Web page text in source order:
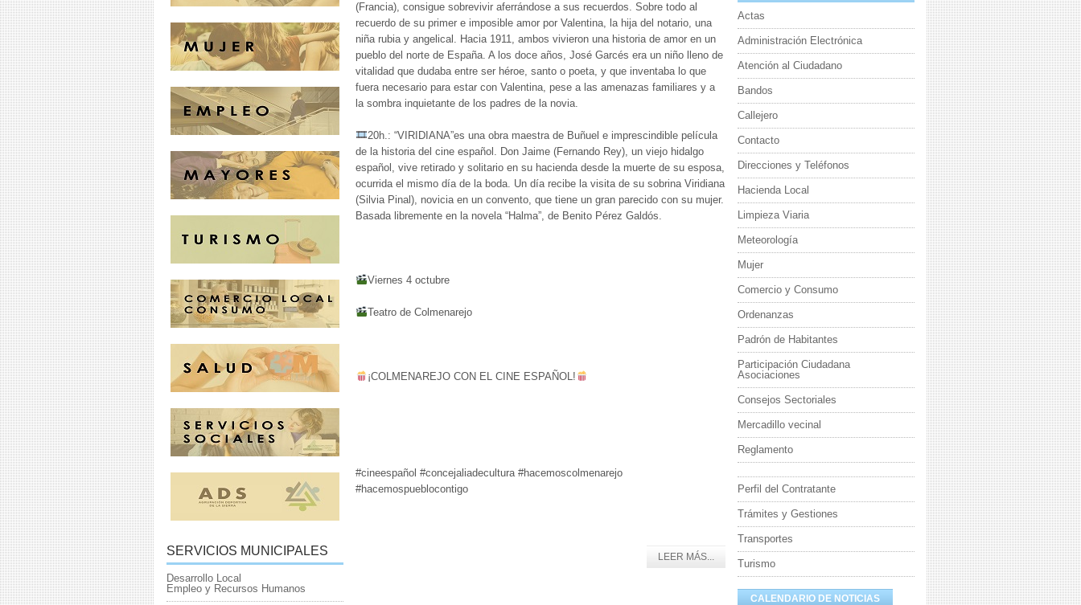
(Francia), consigue sobrevivir aferrándose a sus recuerdos. Sobre todo al
recuerdo de su primer e imposible amor por Valentina, la hija del notario, una
niña rubia y angelical. Hacia 1911, ambos vivieron una historia de amor en un
pueblo del norte de España. A los doce años, José Garcés era un niño lleno de
vitalidad que dudaba entre ser héroe, santo o poeta, y que inventaba lo que
fuera necesario para estar con Valentina, pese a las amenazas familiares y a
la sombra inquietante de los padres de la novia.
20h.: “VIRIDIANA”es una obra maestra de Buñuel e imprescindible película
de la historia del cine español. Don Jaime (Fernando Rey), un viejo hidalgo
español, vive retirado y solitario en su hacienda desde la muerte de su esposa,
ocurrida el mismo día de la boda. Un día recibe la visita de su sobrina Viridiana
(Silvia Pinal), novicia en un convento, que tiene un gran parecido con su mujer.
Basada libremente en la novela “Halma”, de Benito Pérez Galdós.
Viernes 4 octubre
Teatro de Colmenarejo
¡COLMENAREJO CON EL CINE ESPAÑOL!
#cineespañol #concejaliadecultura #hacemoscolmenarejo
#hacemospueblocontigo
LEER MÁS...
SERVICIOS MUNICIPALES
Desarrollo Local
Empleo y Recursos Humanos
Actas
Administración Electrónica
Atención al Ciudadano
Bandos
Callejero
Contacto
Direcciones y Teléfonos
Hacienda Local
Limpieza Viaria
Meteorología
Mujer
Comercio y Consumo
Ordenanzas
Padrón de Habitantes
Participación Ciudadana
Asociaciones
Consejos Sectoriales
Mercadillo vecinal
Reglamento
Perfil del Contratante
Trámites y Gestiones
Transportes
Turismo
CALENDARIO DE NOTICIAS